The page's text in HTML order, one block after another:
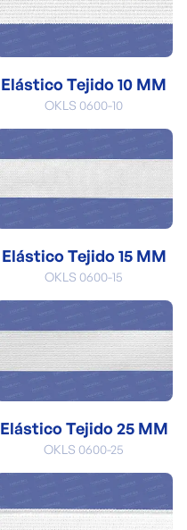
Elástico Tejido 10 MM
OKLS 0600-10
Elástico Tejido 15 MM
OKLS 0600-15
Elástico Tejido 25 MM
OKLS 0600-25